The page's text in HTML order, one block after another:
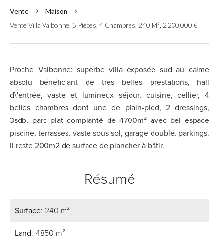
Vente
Maison
Vente Villa Valbonne, 5 Pièces, 4 Chambres, 240 M², 2 200 000 €
Proche Valbonne: superbe villa exposée sud au calme
absolu bénéficiant de très belles prestations, hall
d\'entrée, vaste et lumineux séjour, cuisine, cellier, 4
belles chambres dont une de plain-pied, 2 dressings,
3sdb, parc plat complanté de 4700m² avec bel espace
piscine, terrasses, vaste sous-sol, garage double, parkings.
Il reste 200m2 de surface de plancher à bâtir.
Résumé
Surface 240 m²
Land 4850 m²